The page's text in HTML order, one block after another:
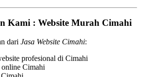
Kami : Website Murah Cimahi
dari Jasa Website Cimahi:
profesional di Cimahi
online Cimahi